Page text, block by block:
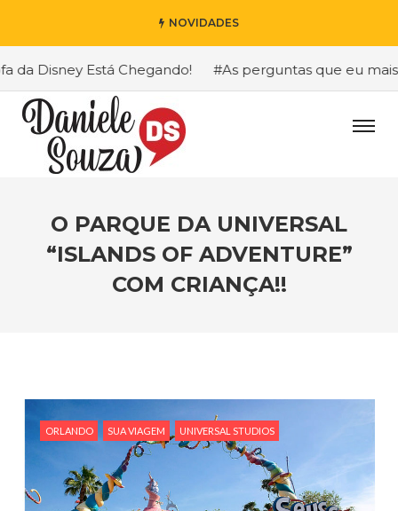
NOVIDADES
Está Chegando! #As perguntas que eu mais
O PARQUE DA UNIVERSAL
“ISLANDS OF ADVENTURE”
COM CRIANÇA!!
ORLANDO SUA VIAGEM UNIVERSAL STUDIOS